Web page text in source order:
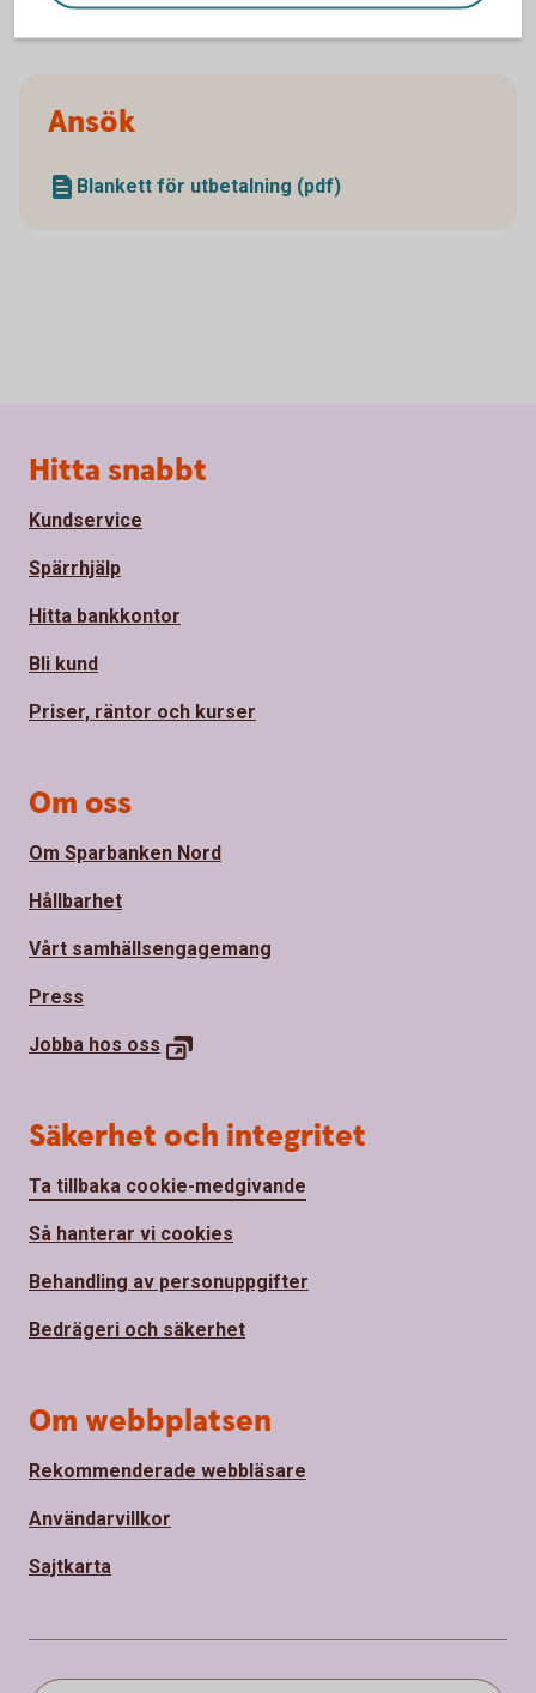
Ansök
Blankett för utbetalning (pdf)
Sidfot
Hitta snabbt
Kundservice
Spärrhjälp
Hitta bankkontor
Bli kund
Priser, räntor och kurser
Om oss
Om Sparbanken Nord
Hållbarhet
Vårt samhällsengagemang
Press
Jobba hos oss
Säkerhet och integritet
Ta tillbaka cookie-medgivande
Så hanterar vi cookies
Behandling av personuppgifter
Bedrägeri och säkerhet
Om webbplatsen
Rekommenderade webbläsare
Användarvillkor
Sajtkarta